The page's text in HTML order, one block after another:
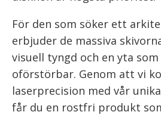
För den som söker ett
erbjuder de massiva
visuell tyngd och en yta
oförstörbar. Genom att vi
laserprecision med vår
får du en rostfri produkt